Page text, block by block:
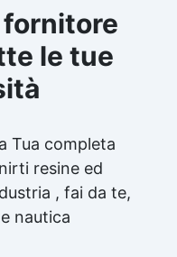
fornitore
le tue
Tua completa
resine ed
, fai da te,
nautica